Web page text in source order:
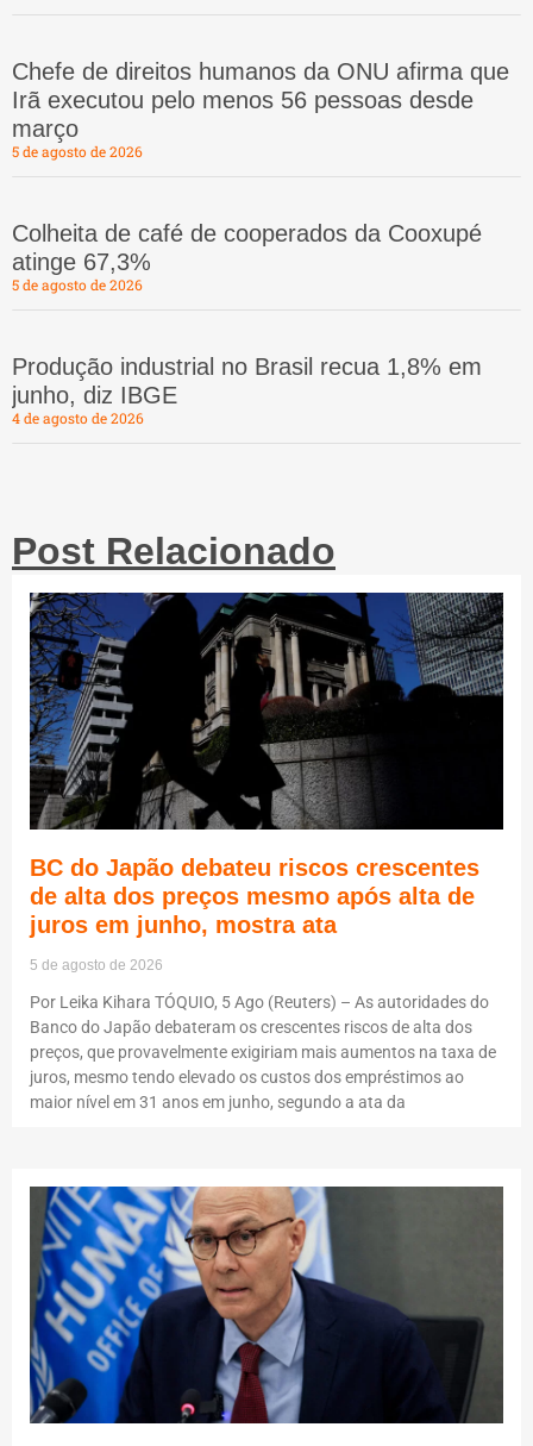
Chefe de direitos humanos da ONU afirma que
Irã executou pelo menos 56 pessoas desde
março
5 de agosto de 2026
Colheita de café de cooperados da Cooxupé
atinge 67,3%
5 de agosto de 2026
Produção industrial no Brasil recua 1,8% em
junho, diz IBGE
4 de agosto de 2026
Post Relacionado
BC do Japão debateu riscos crescentes
de alta dos preços mesmo após alta de
juros em junho, mostra ata
5 de agosto de 2026
Por Leika Kihara TÓQUIO, 5 Ago (Reuters) – As autoridades do
Banco do Japão debateram os crescentes riscos de alta dos
preços, que provavelmente exigiriam mais aumentos na taxa de
juros, mesmo tendo elevado os custos dos empréstimos ao
maior nível em 31 anos em junho, segundo a ata da